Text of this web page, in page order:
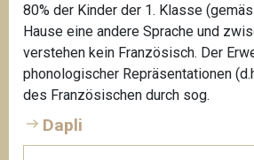
80% der Kinder der 1. Klasse
Hause eine andere Sprache und
verstehen kein Französisch. Der
phonologischer Repräsentationen
des Französischen durch sog.
Dapli